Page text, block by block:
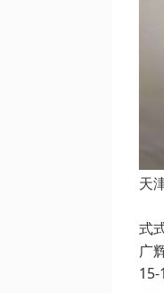
天
式
广
15-